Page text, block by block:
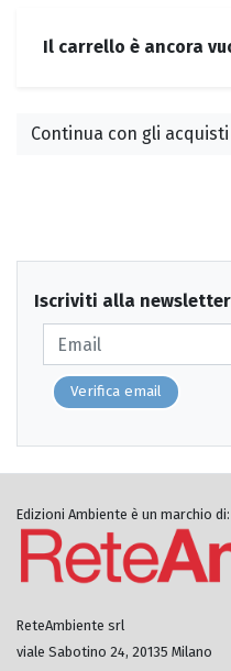
Il carrello è ancora
Continua con gli acquisti
Iscriviti alla
Verifica email
Edizioni Ambiente è un marchio di:
ReteAmbiente srl
viale Sabotino 24, 20135 Milano